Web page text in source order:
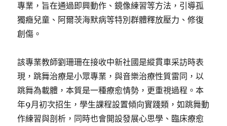
專業，旨在通過即興動作、鏡像練習等方法，引導孤
獨癥兒童、阿爾茨海默病等特別群體釋放壓力、修復
創傷。
該專業教師劉珊珊在接收中新社國是縱貫車采訪時表
現，跳舞治療是小眾專業，與音樂治療性質雷同，以
跳舞為載體，本質是一種療愈情勢，更重視過程。本
年9月初次招生，學生課程設置傾向實踐類，如跳舞動
作練習與剖析，同時也會開設發展心思學、臨床療愈